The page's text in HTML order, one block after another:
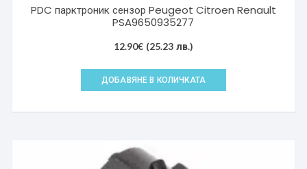
PDC парктроник сензор Peugeot Citroen Renault
PSA9650935277
12.90€ (25.23 лв.)
ДОБАВЯНЕ В КОЛИЧКАТА